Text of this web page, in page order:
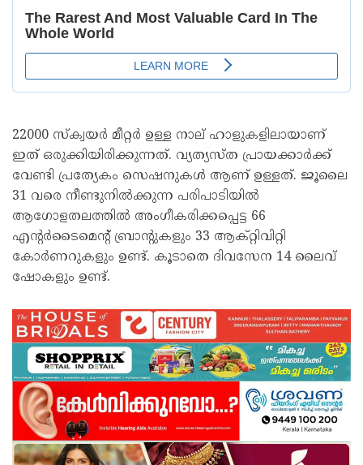
22000 സ്‌ക്വയര്‍ മീറ്റര്‍ ഉള്ള നാല് ഹാളുകളിലായാണ്
ഇത് ഒരുക്കിയിരിക്കുന്നത്. വ്യത്യസ്ത പ്രായക്കാര്‍ക്ക്
വേണ്ടി പ്രത്യേകം സെഷനുകള്‍ ആണ് ഉള്ളത്. ജൂലൈ
31 വരെ നീണ്ടുനില്‍ക്കുന്ന പരിപാടിയില്‍
ആഗോളതലത്തില്‍ അംഗീകരിക്കപ്പെട്ട 66
എന്റര്‍ടൈമെന്റ് ബ്രാന്റുകളും 33 ആക്റ്റിവിറ്റി
കോര്‍ണറുകളും ഉണ്ട്. കൂടാതെ ദിവസേന 14 ലൈവ്
ഷോകളും ഉണ്ട്.